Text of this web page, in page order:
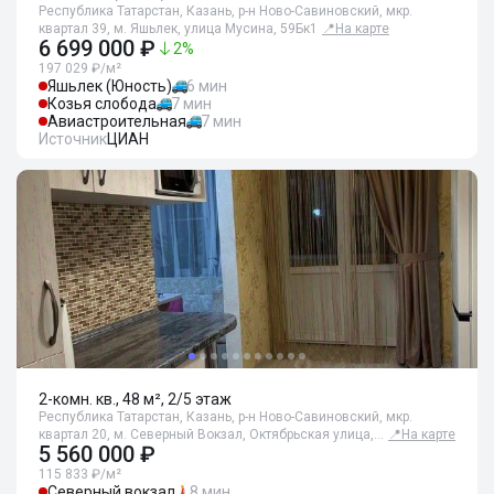
Республика Татарстан, Казань, р-н Ново-Савиновский, мкр.
квартал 39, м. Яшьлек, улица Мусина, 59Бк1
📍 На карте
6 699 000 ₽ 2%
197 029 ₽/м²
Яшьлек (Юность)
6 мин
Козья слобода
7 мин
Авиастроительная
7 мин
ИсточникЦИАН
2-комн. кв., 48 м², 2/5 этаж
Республика Татарстан, Казань, р-н Ново-Савиновский, мкр.
квартал 20, м. Северный Вокзал, Октябрьская улица,… 📍 На карте
5 560 000 ₽
115 833 ₽/м²